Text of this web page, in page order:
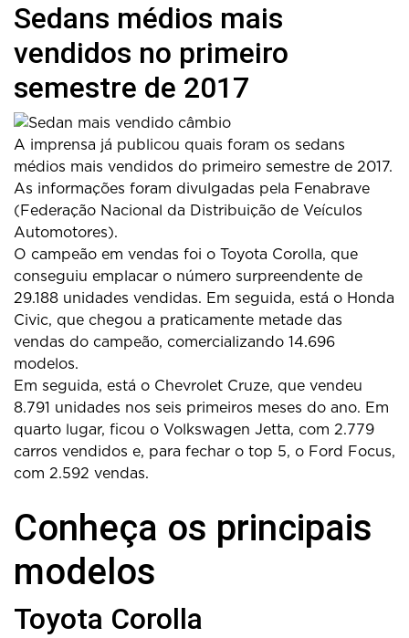
Sedans médios mais
vendidos no primeiro
semestre de 2017
A imprensa já publicou quais foram os sedans
médios mais vendidos do primeiro semestre de 2017.
As informações foram divulgadas pela Fenabrave
(Federação Nacional da Distribuição de Veículos
Automotores).
O campeão em vendas foi o Toyota Corolla, que
conseguiu emplacar o número surpreendente de
29.188 unidades vendidas. Em seguida, está o Honda
Civic, que chegou a praticamente metade das
vendas do campeão, comercializando 14.696
modelos.
Em seguida, está o Chevrolet Cruze, que vendeu
8.791 unidades nos seis primeiros meses do ano. Em
quarto lugar, ficou o Volkswagen Jetta, com 2.779
carros vendidos e, para fechar o top 5, o Ford Focus,
com 2.592 vendas.
Conheça os principais
modelos
Toyota Corolla